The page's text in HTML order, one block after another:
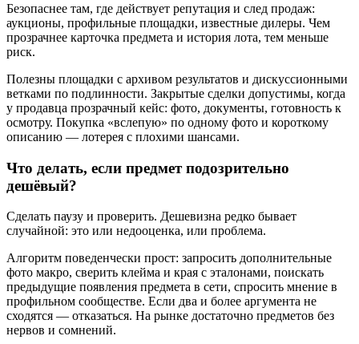
Безопаснее там, где действует репутация и след продаж:
аукционы, профильные площадки, известные дилеры. Чем
прозрачнее карточка предмета и история лота, тем меньше
риск.
Полезны площадки с архивом результатов и дискуссионными
ветками по подлинности. Закрытые сделки допустимы, когда
у продавца прозрачный кейс: фото, документы, готовность к
осмотру. Покупка «вслепую» по одному фото и короткому
описанию — лотерея с плохими шансами.
Что делать, если предмет подозрительно
дешёвый?
Сделать паузу и проверить. Дешевизна редко бывает
случайной: это или недооценка, или проблема.
Алгоритм поведенчески прост: запросить дополнительные
фото макро, сверить клейма и края с эталонами, поискать
предыдущие появления предмета в сети, спросить мнение в
профильном сообществе. Если два и более аргумента не
сходятся — отказаться. На рынке достаточно предметов без
нервов и сомнений.